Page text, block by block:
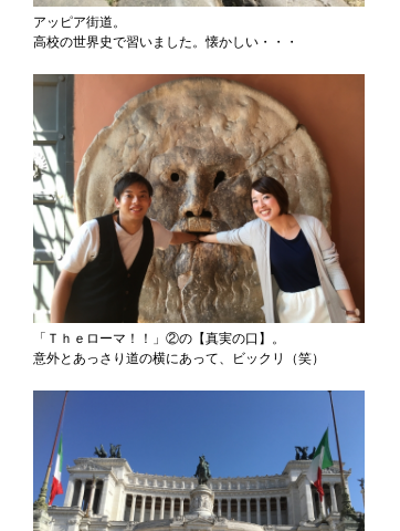
アッピア街道。
高校の世界史で習いました。懐かしい・・・
「Ｔｈｅローマ！！」②の【真実の口】。
意外とあっさり道の横にあって、ビックリ（笑）